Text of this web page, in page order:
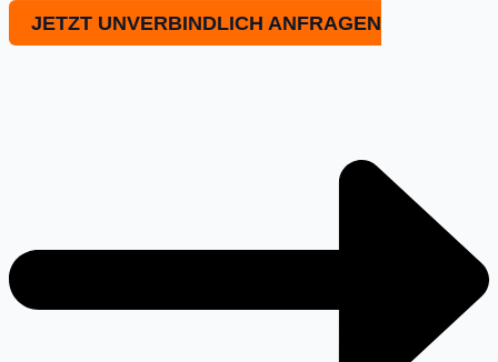
JETZT UNVERBINDLICH ANFRAGEN